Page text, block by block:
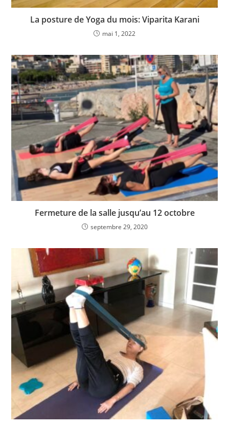
La posture de Yoga du mois: Viparita Karani
mai 1, 2022
Fermeture de la salle jusqu’au 12 octobre
septembre 29, 2020